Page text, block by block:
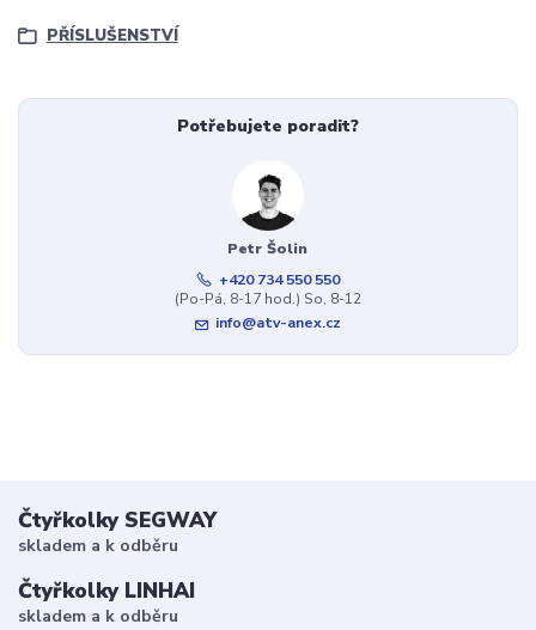
PŘÍSLUŠENSTVÍ
Potřebujete poradit?
Petr Šolin
+420 734 550 550
(Po-Pá, 8-17 hod.) So, 8-12
info@atv-anex.cz
Čtyřkolky SEGWAY
skladem a k odběru
Čtyřkolky LINHAI
skladem a k odběru